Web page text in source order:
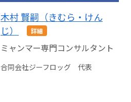
木村 賢嗣（きむら・けん
じ）
詳細
ミャンマー専門コンサルタント
合同会社ジーフロッグ 代表